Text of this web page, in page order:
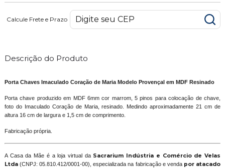
Calcule Frete e Prazo
Descrição do Produto
Porta Chaves Imaculado Coração de Maria Modelo Provençal em MDF Resinado
Porta chave produzido em MDF 6mm cor marrom, 5 pinos para colocação de chave,
foto do Imaculado Coração de Maria, resinado. Medindo aproximadamente 21 cm de
altura 16 cm de largura e 1,5 cm de comprimento.
Fabricação própria.
A Casa da Mãe é a loja virtual daSacrarium Indústria e Comércio de Velas
Ltda(CNPJ: 05.810.412/0001-00), especializada na fabricação e venda por atacado